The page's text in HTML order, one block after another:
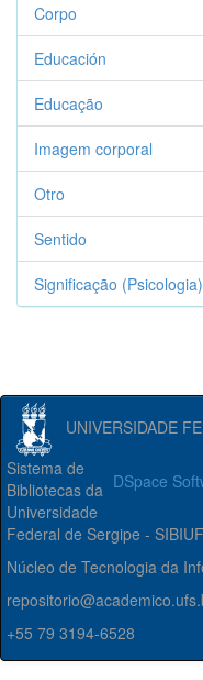
Corpo
Educación
Educação
Imagem corporal
Otro
Sentido
Significação (Psicologia)
UNIVERSIDADE
DSpace
Sistema de
Bibliotecas da
Universidade
Federal de Sergipe -
Núcleo de Tecnologia da
+55 79 3194-6528